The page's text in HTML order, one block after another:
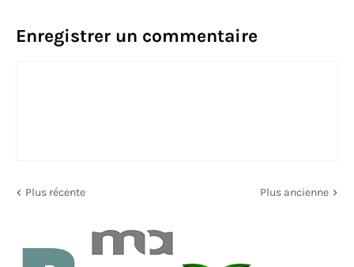
Enregistrer un commentaire
Plus récente Plus ancienne